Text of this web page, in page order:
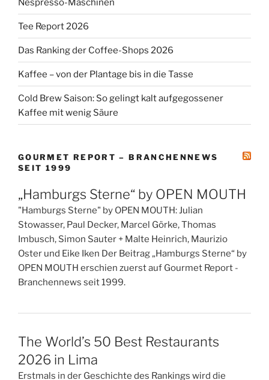
Tee Report 2026
Das Ranking der Coffee-Shops 2026
Kaffee – von der Plantage bis in die Tasse
Cold Brew Saison: So gelingt kalt aufgegossener
Kaffee mit wenig Säure
GOURMET REPORT – BRANCHENNEWS
SEIT 1999
„Hamburgs Sterne“ by OPEN MOUTH
"Hamburgs Sterne" by OPEN MOUTH: Julian
Stowasser, Paul Decker, Marcel Görke, Thomas
Imbusch, Simon Sauter + Malte Heinrich, Maurizio
Oster und Eike Iken Der Beitrag „Hamburgs Sterne“ by
OPEN MOUTH erschien zuerst auf Gourmet Report -
Branchennews seit 1999.
The World’s 50 Best Restaurants
2026 in Lima
Erstmals in der Geschichte des Rankings wird die